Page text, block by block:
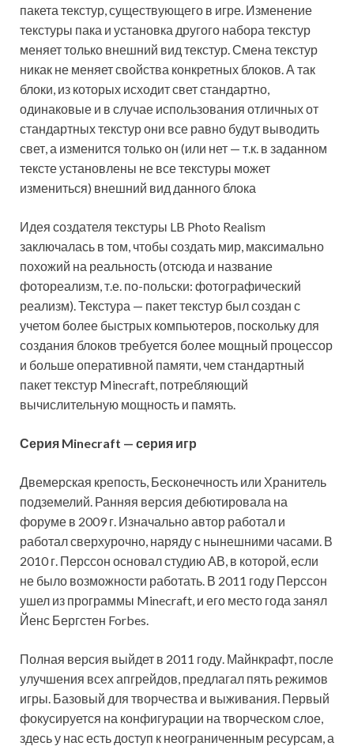
пакета текстур, существующего в игре. Изменение
текстуры пака и установка другого набора текстур
меняет только внешний вид текстур. Смена текстур
никак не меняет свойства конкретных блоков. А так
блоки, из которых исходит свет стандартно,
одинаковые и в случае использования отличных от
стандартных текстур они все равно будут выводить
свет, а изменится только он (или нет — т.к. в заданном
тексте установлены не все текстуры может
измениться) внешний вид данного блока
Идея создателя текстуры LB Photo Realism
заключалась в том, чтобы создать мир, максимально
похожий на реальность (отсюда и название
фотореализм, т.е. по-польски: фотографический
реализм). Текстура — пакет текстур был создан с
учетом более быстрых компьютеров, поскольку для
создания блоков требуется более мощный процессор
и больше оперативной памяти, чем стандартный
пакет текстур Minecraft, потребляющий
вычислительную мощность и память.
Серия Minecraft — серия игр
Двемерская крепость, Бесконечность или Хранитель
подземелий. Ранняя версия дебютировала на
форуме в 2009 г. Изначально автор работал и
работал сверхурочно, наряду с нынешними часами. В
2010 г. Перссон основал студию АВ, в которой, если
не было возможности работать. В 2011 году Перссон
ушел из программы Minecraft, и его место года занял
Йенс Бергстен Forbes.
Полная версия выйдет в 2011 году. Майнкрафт, после
улучшения всех апгрейдов, предлагал пять режимов
игры. Базовый для творчества и выживания. Первый
фокусируется на конфигурации на творческом слое,
здесь у нас есть доступ к неограниченным ресурсам, а